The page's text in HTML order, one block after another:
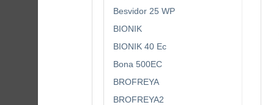
Besvidor 25 WP
BIONIK
BIONIK 40 Ec
Bona 500EC
BROFREYA
BROFREYA2